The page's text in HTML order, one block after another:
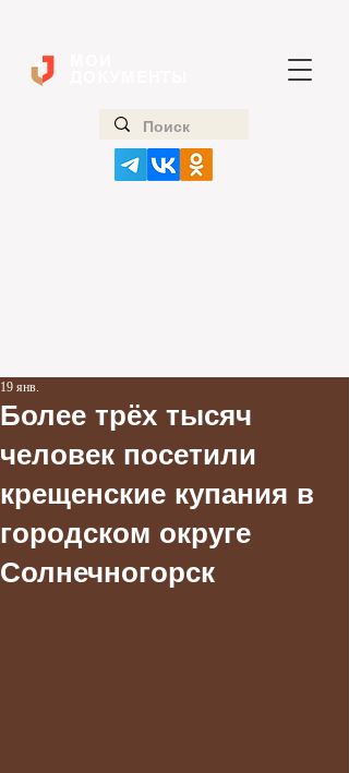
Более трёх тысяч
человек посетили
крещенские купания в
городском округе
Солнечногорск
19 янв.